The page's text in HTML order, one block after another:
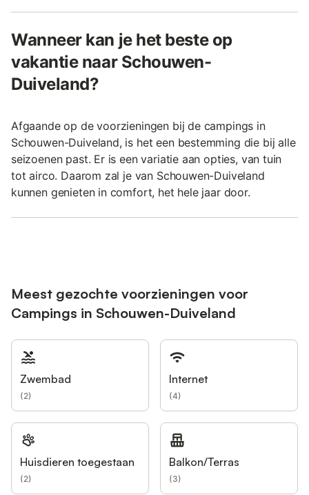
Wanneer kan je het beste op
vakantie naar Schouwen-
Duiveland?
Afgaande op de voorzieningen bij de campings in
Schouwen-Duiveland, is het een bestemming die bij alle
seizoenen past. Er is een variatie aan opties, van tuin
tot airco. Daarom zal je van Schouwen-Duiveland
kunnen genieten in comfort, het hele jaar door.
Meest gezochte voorzieningen voor
Campings in Schouwen-Duiveland
Zwembad
(2)
Internet
(4)
Huisdieren toegestaan
(2)
Balkon/Terras
(3)